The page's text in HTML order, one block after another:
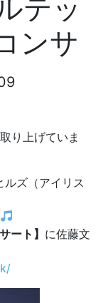
テッ
ンサ
り上げていま
ズ（アイリス
ート】 に佐藤文